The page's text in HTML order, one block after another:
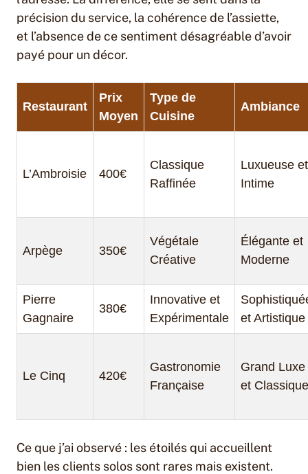
précision du service, la cohérence de l’assiette,
et l’absence de ce sentiment désagréable d’avoir
payé pour un décor.
Restaurant
Prix
Moyen
Type de
Cuisine
Ambiance
L’Ambroisie 400€
Classique
Raffinée
Luxueuse et
Intime
Arpège 350€
Végétale
Créative
Élégante et
Moderne
Pierre
Gagnaire
380€
Innovative et
Expérimentale
et Artistique
Le Cinq 420€
Gastronomie
Française
Grand Luxe
et Classique
Ce que j’ai observé : les étoilés qui accueillent
bien les clients solos sont rares mais existent.